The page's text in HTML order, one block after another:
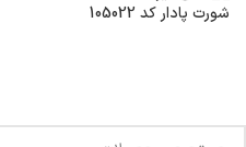
شورت پادار کد 105022